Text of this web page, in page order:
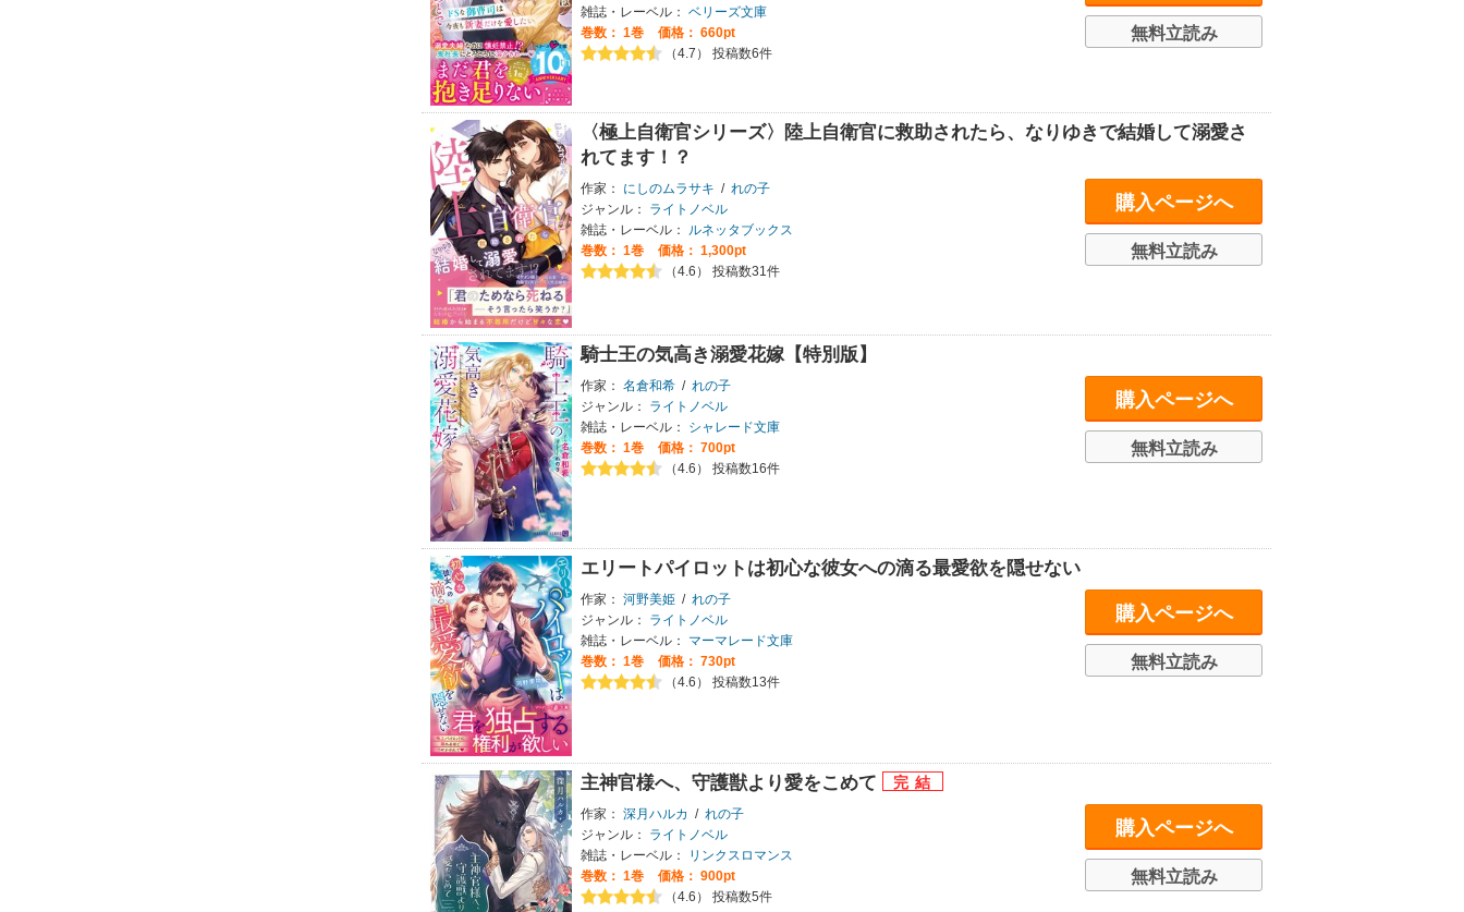
雑誌・レーベル： ベリーズ文庫
巻数： 1巻
価格： 660pt
（4.7） 投稿数6件
無料立読み
〈極上自衛官シリーズ〉陸上自衛官に救助されたら、なりゆきで結婚して溺愛さ
れてます！？
作家： にしのムラサキ / れの子
ジャンル：
ライトノベル
雑誌・レーベル：
ルネッタブックス
巻数： 1巻
価格： 1,300pt
（4.6） 投稿数31件
購入ページへ
無料立読み
騎士王の気高き溺愛花嫁【特別版】
作家： 名倉和希 / れの子
ジャンル：
ライトノベル
雑誌・レーベル：
シャレード文庫
巻数： 1巻
価格： 700pt
（4.6） 投稿数16件
購入ページへ
無料立読み
エリートパイロットは初心な彼女への滴る最愛欲を隠せない
作家： 河野美姫 / れの子
ジャンル：
ライトノベル
雑誌・レーベル：
マーマレード文庫
巻数： 1巻
価格： 730pt
（4.6） 投稿数13件
購入ページへ
無料立読み
主神官様へ、守護獣より愛をこめて
作家： 深月ハルカ / れの子
ジャンル：
ライトノベル
雑誌・レーベル：
リンクスロマンス
巻数： 1巻
価格： 900pt
（4.6） 投稿数5件
購入ページへ
無料立読み